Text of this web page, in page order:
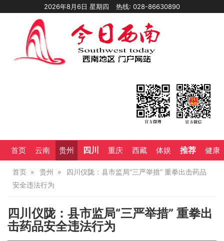
2026年8月6日 星期四 热线: 028-86630890
首页 云南 贵州 四川 重庆 西藏 体娱 推荐 健康
首页 贵州
四川仪陇：县市监局“三严举措” 重拳出击药品
安全违法行为
四川仪陇：县市监局“三严举措” 重拳出
击药品安全违法行为